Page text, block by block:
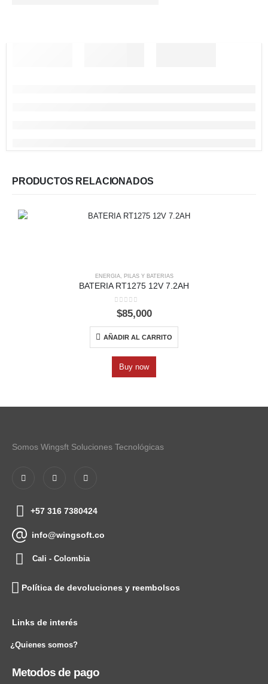
PRODUCTOS RELACIONADOS
ENERGIA, PILAS Y BATERIAS
BATERIA RT1275 12V 7.2AH
0out of 5
$85,000
AÑADIR AL CARRITO
Buy now
Somos Wingsft Soluciones Tecnológicas
+57 316 7380424
info@wingsoft.co
Cali - Colombia
Política de devoluciones y reembolsos
Links de interés
¿Quienes somos?
Metodos de pago